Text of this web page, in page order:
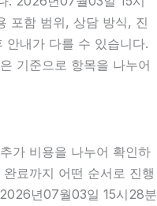
포함 범위, 상담 방식, 진
내가 다를 수 있습니다.
기준으로 항목을 나누어
가 비용을 나누어 확인하
료까지 어떤 순서로 진행
년07월03일 15시28분